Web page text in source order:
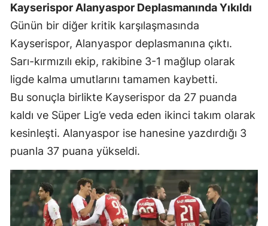
Kayserispor Alanyaspor Deplasmanında Yıkıldı
Günün bir diğer kritik karşılaşmasında
Kayserispor, Alanyaspor deplasmanına çıktı.
Sarı-kırmızılı ekip, rakibine 3-1 mağlup olarak
ligde kalma umutlarını tamamen kaybetti.
Bu sonuçla birlikte Kayserispor da 27 puanda
kaldı ve Süper Lig’e veda eden ikinci takım olarak
kesinleşti. Alanyaspor ise hanesine yazdırdığı 3
puanla 37 puana yükseldi.